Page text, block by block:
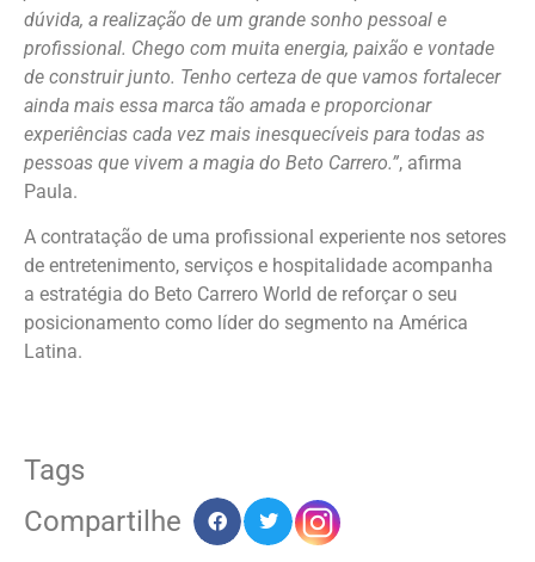
dúvida, a realização de um grande sonho pessoal e
profissional. Chego com muita energia, paixão e vontade
de construir junto. Tenho certeza de que vamos fortalecer
ainda mais essa marca tão amada e proporcionar
experiências cada vez mais inesquecíveis para todas as
pessoas que vivem a magia do Beto Carrero.”, afirma
Paula.
A contratação de uma profissional experiente nos setores
de entretenimento, serviços e hospitalidade acompanha
a estratégia do Beto Carrero World de reforçar o seu
posicionamento como líder do segmento na América
Latina.
Tags
Compartilhe